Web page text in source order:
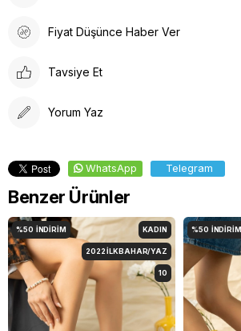
Fiyat Düşünce Haber Ver
Tavsiye Et
Yorum Yaz
WhatsApp Telegram
Benzer Ürünler
%50 İNDIRIM KADIN
2022 İLKBAHAR/YAZ
10
%50 İNDIRIM